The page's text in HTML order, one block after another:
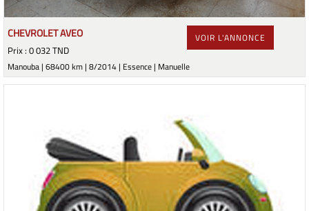
CHEVROLET AVEO
Prix : 0 032 TND
Manouba | 68400 km | 8/2014 | Essence | Manuelle
VOIR L'ANNONCE